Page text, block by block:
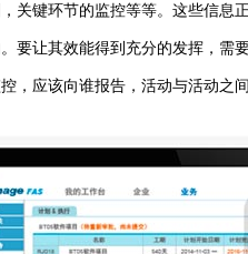
键环节的监控等等。这些信息
让其效能得到充分的发挥，需要
应该向谁报告，活动与活动之